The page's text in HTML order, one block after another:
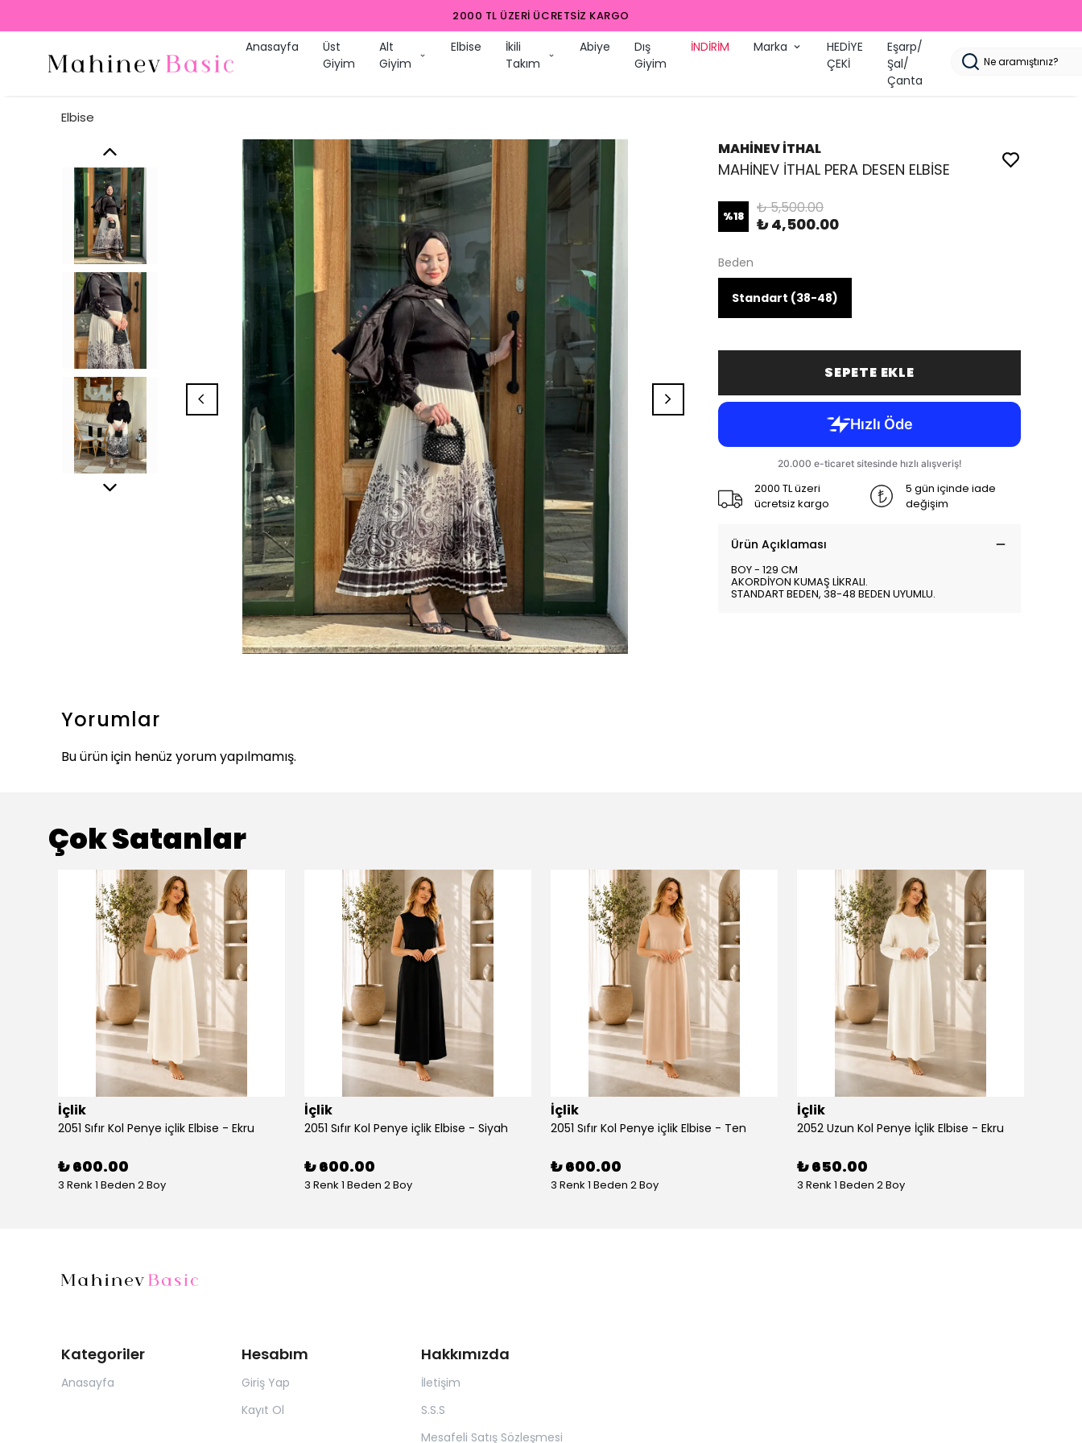
2000 TL ÜZERI ÜCRETSIZ KARGO
Anasayfa
Üst
Giyim
Alt
Giyim
Elbise
İkili
Takım
Abiye
Dış
Giyim
İNDİRİM Marka
HEDİYE
ÇEKİ
Eşarp/
Şal/
Çanta
Elbise
MAHİNEV İTHAL
MAHİNEV İTHAL PERA DESEN ELBİSE
%18 ₺ 5,500.00
₺ 4,500.00
Beden
Standart (38-48)
SEPETE EKLE
2000 TL üzeri
ücretsiz kargo
5 gün içinde iade
değişim
Ürün Açıklaması
BOY - 129 CM
AKORDİYON KUMAŞ LİKRALI.
STANDART BEDEN, 38-48 BEDEN UYUMLU.
Yorumlar
Bu ürün için henüz yorum yapılmamış.
Çok Satanlar
İçlik
2051 Sıfır Kol Penye içlik Elbise - Ekru
₺ 600.00
3 Renk 1 Beden 2 Boy
İçlik
2051 Sıfır Kol Penye içlik Elbise - Siyah
₺ 600.00
3 Renk 1 Beden 2 Boy
İçlik
2051 Sıfır Kol Penye içlik Elbise - Ten
₺ 600.00
3 Renk 1 Beden 2 Boy
İçlik
2052 Uzun Kol Penye İçlik Elbise - Ekru
₺ 650.00
3 Renk 1 Beden 2 Boy
Kategoriler
Anasayfa
Hesabım
Giriş Yap
Kayıt Ol
Hakkımızda
İletişim
S.S.S
Mesafeli Satış Sözleşmesi